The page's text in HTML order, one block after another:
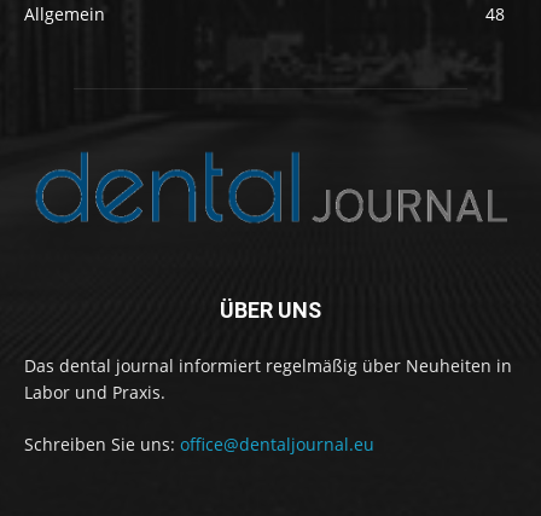
Allgemein
48
ÜBER UNS
Das dental journal informiert regelmäßig über Neuheiten in
Labor und Praxis.
Schreiben Sie uns: office@dentaljournal.eu